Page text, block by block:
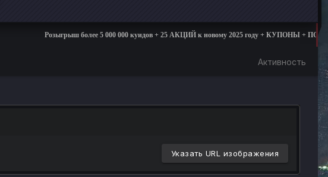
Розыгрыш более 5 000 000 куидов + 25 АКЦИЙ к новому 2025 году + КУПОНЫ + ПОДАРКИ
Активность
Указать URL изображения